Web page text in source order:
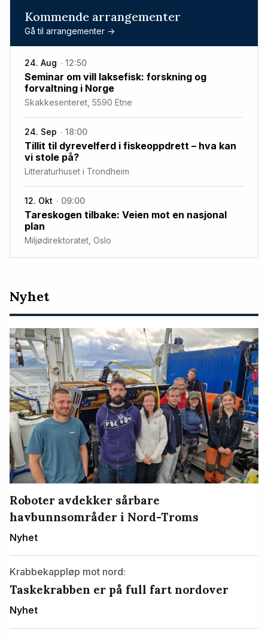
Kommende arrangementer
Gå til arrangementer ->
24. Aug 12:50
Seminar om vill laksefisk: forskning og
forvaltning i Norge
Skakkesenteret, 5590 Etne
24. Sep 18:00
Tillit til dyrevelferd i fiskeoppdrett – hva kan
vi stole på?
Litteraturhuset i Trondheim
12. Okt 09:00
Tareskogen tilbake: Veien mot en nasjonal
plan
Miljødirektoratet, Oslo
Nyeste
artikler
Nyhet
Roboter avdekker sårbare
havbunnsområder i Nord-Troms
Nyhet
Krabbekappløp mot nord:
Taskekrabben er på full fart nordover
Nyhet